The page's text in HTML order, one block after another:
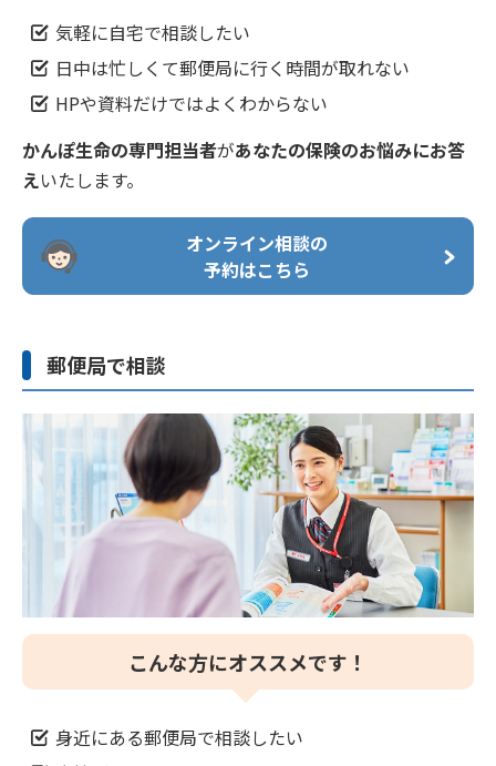
3
生命保険ご加入のご相談・お申込み、保険料
のお見積り
4
のお問い合わせ（平日9：00〜17：00）
5 その他のお問い合わせ
お客さま相談室
郵便局
お近くの郵便局で、
お近くの郵便局を探す
気軽に自宅で相談したい
日中は忙しくて郵便局に行く時間が取れない
HPや資料だけではよくわからない
かんぽ生命の専門担当者があなたの保険のお悩みにお答
えいたします。
オンライン相談の
予約はこちら
郵便局で相談
こんな方にオススメです！
身近にある郵便局で相談したい